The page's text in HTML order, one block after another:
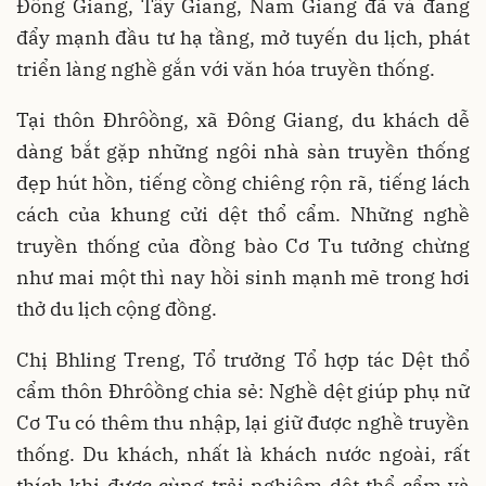
Đông Giang, Tây Giang, Nam Giang đã và đang
đẩy mạnh đầu tư hạ tầng, mở tuyến du lịch, phát
triển làng nghề gắn với văn hóa truyền thống.
Tại thôn Đhrôồng, xã Đông Giang, du khách dễ
dàng bắt gặp những ngôi nhà sàn truyền thống
đẹp hút hồn, tiếng cồng chiêng rộn rã, tiếng lách
cách của khung cửi dệt thổ cẩm. Những nghề
truyền thống của đồng bào Cơ Tu tưởng chừng
như mai một thì nay hồi sinh mạnh mẽ trong hơi
thở du lịch cộng đồng.
Chị Bhling Treng, Tổ trưởng Tổ hợp tác Dệt thổ
cẩm thôn Đhrôồng chia sẻ: Nghề dệt giúp phụ nữ
Cơ Tu có thêm thu nhập, lại giữ được nghề truyền
thống. Du khách, nhất là khách nước ngoài, rất